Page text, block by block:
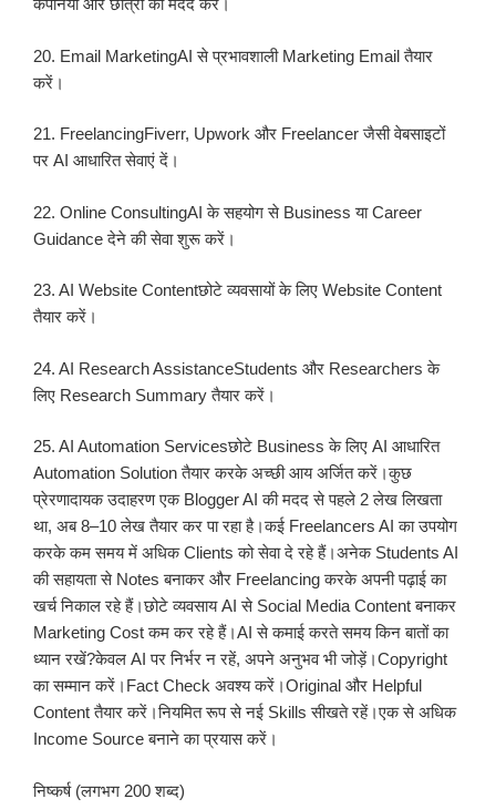
कंपनियों और छात्रों की मदद करें।
20. Email MarketingAI से प्रभावशाली Marketing Email तैयार
करें।
21. FreelancingFiverr, Upwork और Freelancer जैसी वेबसाइटों
पर AI आधारित सेवाएं दें।
22. Online ConsultingAI के सहयोग से Business या Career
Guidance देने की सेवा शुरू करें।
23. AI Website Contentछोटे व्यवसायों के लिए Website Content
तैयार करें।
24. AI Research AssistanceStudents और Researchers के
लिए Research Summary तैयार करें।
25. AI Automation Servicesछोटे Business के लिए AI आधारित
Automation Solution तैयार करके अच्छी आय अर्जित करें।कुछ
प्रेरणादायक उदाहरण एक Blogger AI की मदद से पहले 2 लेख लिखता
था, अब 8–10 लेख तैयार कर पा रहा है।कई Freelancers AI का उपयोग
करके कम समय में अधिक Clients को सेवा दे रहे हैं।अनेक Students AI
की सहायता से Notes बनाकर और Freelancing करके अपनी पढ़ाई का
खर्च निकाल रहे हैं।छोटे व्यवसाय AI से Social Media Content बनाकर
Marketing Cost कम कर रहे हैं।AI से कमाई करते समय किन बातों का
ध्यान रखें?केवल AI पर निर्भर न रहें, अपने अनुभव भी जोड़ें।Copyright
का सम्मान करें।Fact Check अवश्य करें।Original और Helpful
Content तैयार करें।नियमित रूप से नई Skills सीखते रहें।एक से अधिक
Income Source बनाने का प्रयास करें।
निष्कर्ष (लगभग 200 शब्द)